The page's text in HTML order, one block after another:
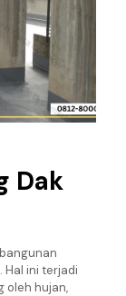
Dak
Hal ini terjadi
oleh hujan,